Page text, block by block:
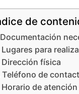
de
Documentación
Lugares para
Dirección física
Teléfono de
Horario de